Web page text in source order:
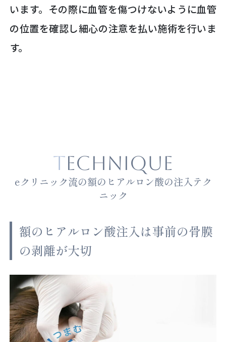
います。その際に血管を傷つけないように血管
の位置を確認し細心の注意を払い施術を行いま
す。
TECHNIQUE
eクリニック流の額のヒアルロン酸の注入テク
ニック
額のヒアルロン酸注入は事前の骨膜
の剥離が大切